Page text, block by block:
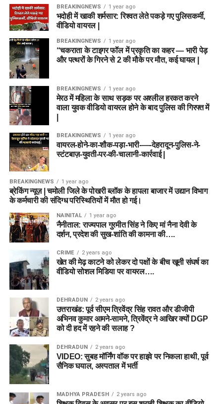
BREAKINGNEWS 1 year ago
भदोही में खाकी शर्मसार: रिश्वत लेते पकड़े गए पुलिसकर्मी,
वीडियो वायरल |
BREAKINGNEWS 1 year ago
“चकराता के टाइगर फॉल में प्रकृति का कहर — भारी पेड़
और पत्थरों के गिरने से 2 की मौके पर मौत, कई घायल |
BREAKINGNEWS 1 year ago
मेरठ में महिला के साथ सड़क पर अश्लील हरकत करने
वाला युवक वीडियो वायरल होने के बाद पुलिस की गिरफ्त में
BREAKINGNEWS 1 year ago
वायरल-होने-का-शौक-पड़ा-भारी-—-देहरादून-पुलिस-ने-
स्टंटबाज़-युवती-पर-की-चालानी-कार्रवाई |
BREAKINGNEWS 1 year ago
ब्रेकिंग न्यूज़ | चमोली जिले के पोखरी ब्लॉक के हापला बाजार में उद्यान विभाग
के कर्मचारी की संदिग्ध परिस्थितियों में मौत हो गई।
NAINITAL 1 year ago
नैनीताल: राज्यपाल गुरमीत सिंह ने किए मां नैना देवी के
दर्शन, प्रदेश की सुख-शांति की कामना की….
CRIME 2 years ago
खेत की मेढ़ काटने को लेकर दो पक्षों के बीच खूनी संघर्ष का
वीडियो सोशल मिडिया पर वायरल….
DEHRADUN 2 years ago
उत्तराखंड: पूर्व सीएम त्रिवेंद्र सिंह रावत और डीजीपी
अभिनव कुमार आमने-सामने, त्रिवेंद्र ने आखिर क्यों DGP
को दी हद में रहने की सलाह ?
DEHRADUN 2 years ago
VIDEO: सुबह मॉर्निंग वॉक पर हाइवे पर निकला हाथी, पूर्व
सैनिक घयाल, अस्पताल में भर्ती
MADHYA PRADESH 2 years ago